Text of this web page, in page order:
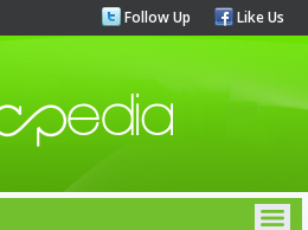
Follow Up Like Us